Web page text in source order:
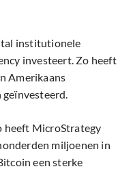
institutionele
investeert. Zo heeft
Amerikaans
heeft MicroStrategy
miljoenen in
een sterke